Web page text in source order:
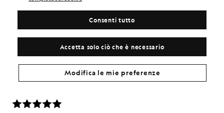
Accetta solo ciò che è necessario
Consenti tutto
Modifica le mie preferenze